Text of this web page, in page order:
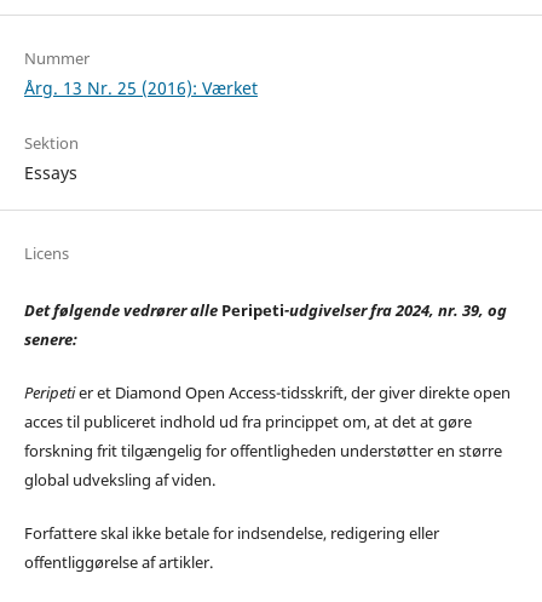
Nummer
Årg. 13 Nr. 25 (2016): Værket
Sektion
Essays
Licens
Det følgende vedrører alle Peripeti-udgivelser fra 2024, nr. 39, og
senere:
Peripetier et Diamond Open Access-tidsskrift, der giver direkte open
acces til publiceret indhold ud fra princippet om, at det at gøre
forskning frit tilgængelig for offentligheden understøtter en større
global udveksling af viden.
Forfattere skal ikke betale for indsendelse, redigering eller
offentliggørelse af artikler.